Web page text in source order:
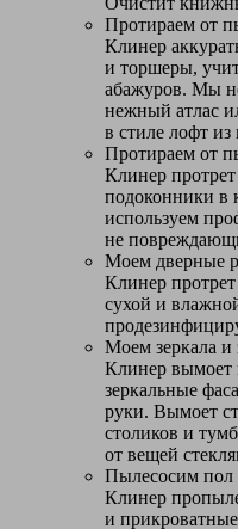
Протираем от
Клинер
и торшеры,
абажуров. Мы
нежный атлас
в стиле лофт
Протираем от
Клинер
подоконники в
используем
не
Моем дверные
Клинер
сухой и
Моем зеркала и
Клинер вымоет
зеркальные
руки. Вымоет
столиков и
от вещей
Пылесосим пол
Клинер
и